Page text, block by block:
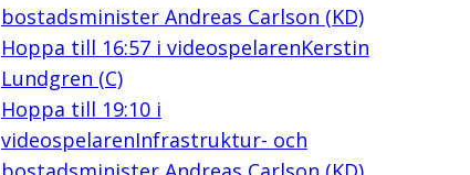
bostadsminister Andreas Carlson (KD)
Hoppa till 16:57i videospelarenKerstin
Lundgren (C)
Hoppa till 19:10i
videospelarenInfrastruktur- och